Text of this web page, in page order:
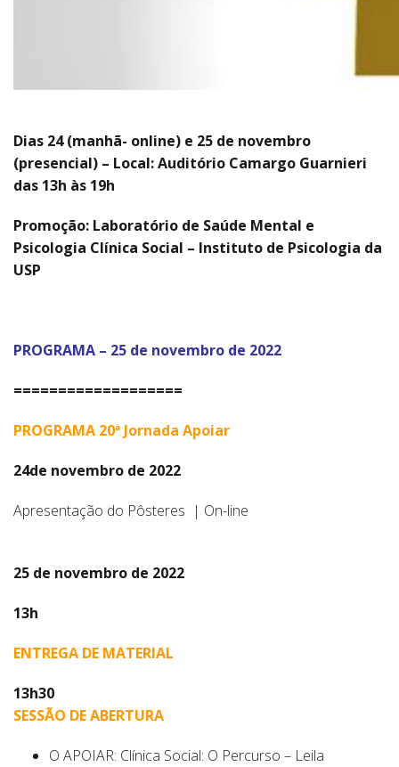
Dias 24 (manhã- online) e 25 de novembro
(presencial) – Local: Auditório Camargo Guarnieri
das 13h às 19h
Promoção: Laboratório de Saúde Mental e
Psicologia Clínica Social – Instituto de Psicologia da
USP
PROGRAMA – 25 de novembro de 2022
===================
PROGRAMA 20ª Jornada Apoiar
24de novembro de 2022
Apresentação do Pôsteres | On-line
25 de novembro de 2022
13h
ENTREGA DE MATERIAL
13h30
SESSÃO DE ABERTURA
O APOIAR: Clínica Social: O Percurso – Leila